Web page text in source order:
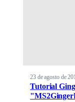
23 de agosto de
Tutorial